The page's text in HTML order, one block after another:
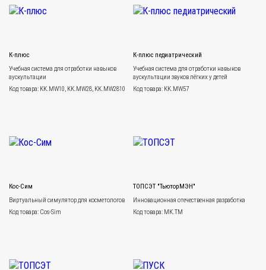
К-плюс
Учебная система для отработки навыков
аускультации
Код товара: KK.MW10, KK.MW28, KK.MW2810
К-плюс педиатрический
Учебная система для отработки навыков
аускультации звуков лёгких у детей
Код товара: KK.MW57
Кос-Сим
Виртуальный симулятор для косметологов
Код товара: Cos-Sim
ТОПСЭТ "ТьюторМЭН"
Инновационная отечественная разработка
Код товара: MK.TM